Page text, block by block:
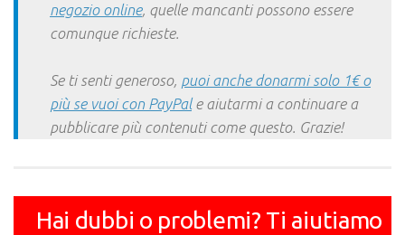
negozio online, quelle mancanti possono essere
comunque richieste.
Se ti senti generoso, puoi anche donarmi solo 1€ o
più se vuoi con PayPale aiutarmi a continuare a
pubblicare più contenuti come questo. Grazie!
Hai dubbi o problemi? Ti aiutiamo